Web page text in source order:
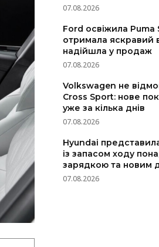
07.08.2026
Ford освіжила Puma
отримала яскравий
надійшла у продаж
07.08.2026
Volkswagen не
Cross Sport: нове
уже за кілька днів
07.08.2026
Hyundai
із запасом ходу
зарядкою та новим
07.08.2026